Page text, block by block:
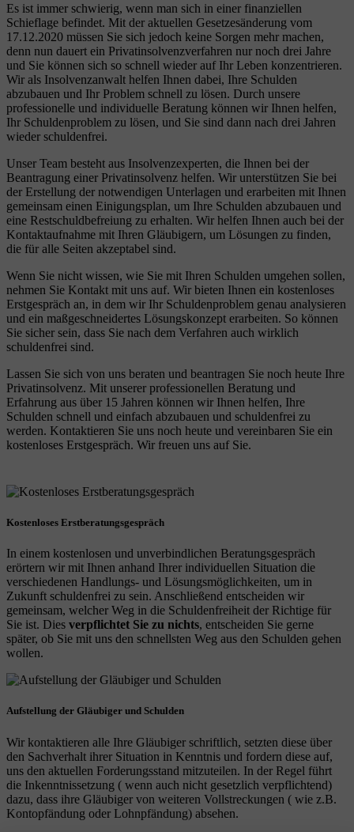
Es ist immer schwierig, wenn man sich in einer finanziellen
Schieflage befindet. Mit der aktuellen Gesetzesänderung vom
17.12.2020 müssen Sie sich jedoch keine Sorgen mehr machen,
denn nun dauert ein Privatinsolvenzverfahren nur noch drei Jahre
und Sie können sich so schnell wieder auf Ihr Leben konzentrieren.
Wir als Insolvenzanwalt helfen Ihnen dabei, Ihre Schulden
abzubauen und Ihr Problem schnell zu lösen. Durch unsere
professionelle und individuelle Beratung können wir Ihnen helfen,
Ihr Schuldenproblem zu lösen, und Sie sind dann nach drei Jahren
wieder schuldenfrei.
Unser Team besteht aus Insolvenzexperten, die Ihnen bei der
Beantragung einer Privatinsolvenz helfen. Wir unterstützen Sie bei
der Erstellung der notwendigen Unterlagen und erarbeiten mit Ihnen
gemeinsam einen Einigungsplan, um Ihre Schulden abzubauen und
eine Restschuldbefreiung zu erhalten. Wir helfen Ihnen auch bei der
Kontaktaufnahme mit Ihren Gläubigern, um Lösungen zu finden,
die für alle Seiten akzeptabel sind.
Wenn Sie nicht wissen, wie Sie mit Ihren Schulden umgehen sollen,
nehmen Sie Kontakt mit uns auf. Wir bieten Ihnen ein kostenloses
Erstgespräch an, in dem wir Ihr Schuldenproblem genau analysieren
und ein maßgeschneidertes Lösungskonzept erarbeiten. So können
Sie sicher sein, dass Sie nach dem Verfahren auch wirklich
schuldenfrei sind.
Lassen Sie sich von uns beraten und beantragen Sie noch heute Ihre
Privatinsolvenz. Mit unserer professionellen Beratung und
Erfahrung aus über 15 Jahren können wir Ihnen helfen, Ihre
Schulden schnell und einfach abzubauen und schuldenfrei zu
werden. Kontaktieren Sie uns noch heute und vereinbaren Sie ein
kostenloses Erstgespräch. Wir freuen uns auf Sie.
Kostenloses Erstberatungsgespräch
In einem kostenlosen und unverbindlichen Beratungsgespräch
erörtern wir mit Ihnen anhand Ihrer individuellen Situation die
verschiedenen Handlungs- und Lösungsmöglichkeiten, um in
Zukunft schuldenfrei zu sein. Anschließend entscheiden wir
gemeinsam, welcher Weg in die Schuldenfreiheit der Richtige für
Sie ist. Dies verpflichtet Sie zu nichts, entscheiden Sie gerne
später, ob Sie mit uns den schnellsten Weg aus den Schulden gehen
wollen.
Aufstellung der Gläubiger und Schulden
Wir kontaktieren alle Ihre Gläubiger schriftlich, setzten diese über
den Sachverhalt ihrer Situation in Kenntnis und fordern diese auf,
uns den aktuellen Forderungsstand mitzuteilen. In der Regel führt
die Inkenntnissetzung ( wenn auch nicht gesetzlich verpflichtend)
dazu, dass ihre Gläubiger von weiteren Vollstreckungen ( wie z.B.
Kontopfändung oder Lohnpfändung) absehen.